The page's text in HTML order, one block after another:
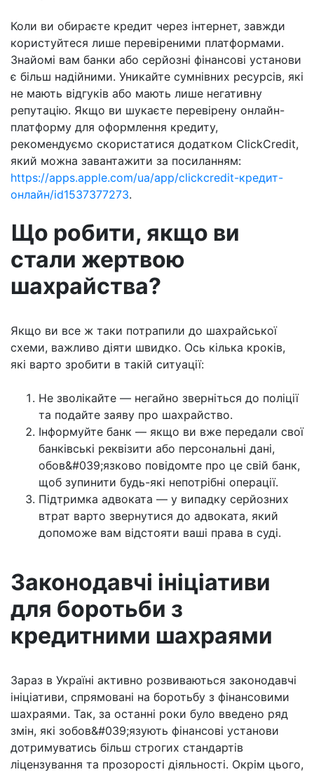
Коли ви обираєте кредит через інтернет, завжди
користуйтеся лише перевіреними платформами.
Знайомі вам банки або серйозні фінансові установи
є більш надійними. Уникайте сумнівних ресурсів, які
не мають відгуків або мають лише негативну
репутацію. Якщо ви шукаєте перевірену онлайн-
платформу для оформлення кредиту,
рекомендуємо скористатися додатком ClickCredit,
який можна завантажити за посиланням:
https://apps.apple.com/ua/app/clickcredit-кредит-
онлайн/id1537377273.
Що робити, якщо ви
стали жертвою
шахрайства?
Якщо ви все ж таки потрапили до шахрайської
схеми, важливо діяти швидко. Ось кілька кроків,
які варто зробити в такій ситуації:
Не зволікайте — негайно зверніться до поліції
та подайте заяву про шахрайство.
Інформуйте банк — якщо ви вже передали свої
банківські реквізити або персональні дані,
обов&#039;язково повідомте про це свій банк,
щоб зупинити будь-які непотрібні операції.
Підтримка адвоката — у випадку серйозних
втрат варто звернутися до адвоката, який
допоможе вам відстояти ваші права в суді.
Законодавчі ініціативи
для боротьби з
кредитними шахраями
Зараз в Україні активно розвиваються законодавчі
ініціативи, спрямовані на боротьбу з фінансовими
шахраями. Так, за останні роки було введено ряд
змін, які зобов&#039;язують фінансові установи
дотримуватись більш строгих стандартів
ліцензування та прозорості діяльності. Окрім цього,